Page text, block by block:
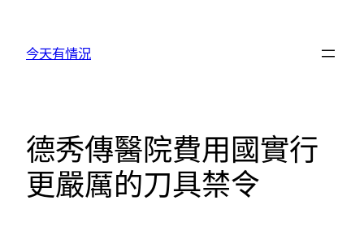
今天有情況
德秀傳醫院費用國實行
更嚴厲的刀具禁令